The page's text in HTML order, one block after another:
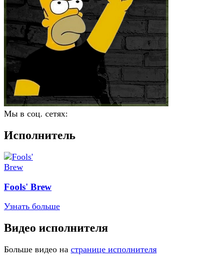
Мы в соц. сетях:
Исполнитель
Fools' Brew
Узнать больше
Видео исполнителя
Больше видео на странице исполнителя